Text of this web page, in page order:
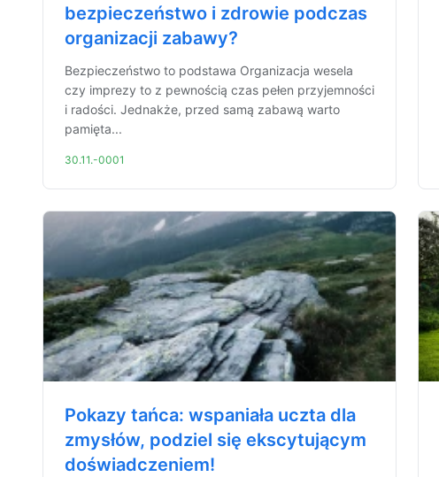
bezpieczeństwo i zdrowie podczas
organizacji zabawy?
Bezpieczeństwo to podstawa Organizacja wesela
czy imprezy to z pewnością czas pełen przyjemności
i radości. Jednakże, przed samą zabawą warto
pamięta...
30.11.-0001
Pokazy tańca: wspaniała uczta dla
zmysłów, podziel się ekscytującym
doświadczeniem!